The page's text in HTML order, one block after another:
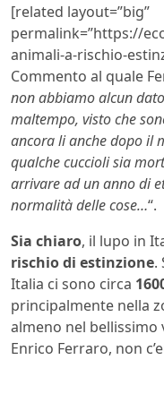
[related layout=”big”
permalink=”https://
animali-a-rischio-
Commento al quale
non abbiamo alcun
maltempo, visto che
ancora li anche dopo il
qualche cuccioli sia
arrivare ad un anno di
normalità delle cose…“.
Sia chiaro, il lupo in
rischio di estinzione.
Italia ci sono circa
principalmente nella
almeno nel bellissimo
Enrico Ferraro, non